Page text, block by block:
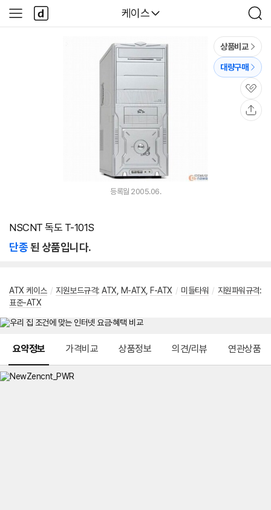
다나와
케이스
검
색
사
이
다
나
와
상품비교
대량구매
관
심
등록월 2005.06.
NSCNT 독도 T-101S
단종된 상품입니다.
ATX 케이스 / 지원보드규격: ATX M-ATX F-ATX / 미들타워 / 지원파워규격:
표준-ATX
요약정보 가격비교 상품정보 의견/리뷰 연관상품